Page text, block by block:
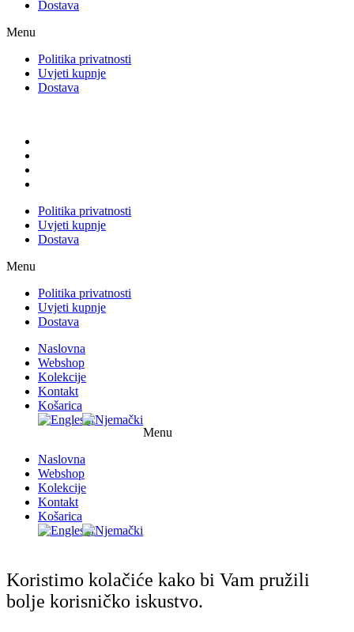
Dostava
Menu
Politika privatnosti
Uvjeti kupnje
Dostava
Politika privatnosti
Uvjeti kupnje
Dostava
Menu
Politika privatnosti
Uvjeti kupnje
Dostava
Naslovna
Webshop
Kolekcije
Kontakt
Košarica
Menu
Naslovna
Webshop
Kolekcije
Kontakt
Košarica
Koristimo kolačiće kako bi Vam pružili
bolje korisničko iskustvo.